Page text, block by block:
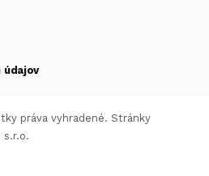
údajov
práva vyhradené. Stránky
s.r.o.